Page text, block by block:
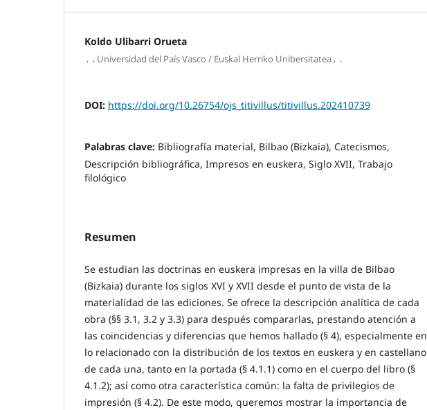
Koldo Ulibarri Orueta
, , Universidad del País Vasco / Euskal Herriko Unibersitatea , ,
DOI: https://doi.org/10.26754/ojs_titivillus/titivillus.202410739
Palabras clave: Bibliografía material, Bilbao (Bizkaia), Catecismos,
Descripción bibliográfica, Impresos en euskera, Siglo XVII, Trabajo
filológico
Resumen
Se estudian las doctrinas en euskera impresas en la villa de Bilbao
(Bizkaia) durante los siglos XVI y XVII desde el punto de vista de la
materialidad de las ediciones. Se ofrece la descripción analítica de cada
obra (§§ 3.1, 3.2 y 3.3) para después compararlas, prestando atención a
las coincidencias y diferencias que hemos hallado (§ 4), especialmente en
lo relacionado con la distribución de los textos en euskera y en castellano
de cada una, tanto en la portada (§ 4.1.1) como en el cuerpo del libro (§
4.1.2); así como otra característica común: la falta de privilegios de
impresión (§ 4.2). De este modo, queremos mostrar la importancia de